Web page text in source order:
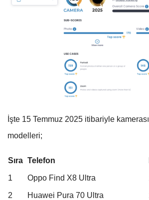
İşte 15 Temmuz 2025 itibariyle
modelleri;
Sıra Telefon
1 Oppo Find X8 Ultra
2 Huawei Pura 70 Ultra